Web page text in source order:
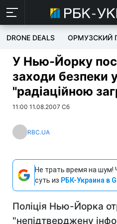
DRONE DEALS ОРМУЗСКИЙ
У Нью-Йорку
заходи безпеки
"радіаційною
11:00 11.08.2007 Сб
RBC.UA
Не трать время на шум!
суть из РБК-Украина в
Поліція Нью-Йорка
"непідтверджену